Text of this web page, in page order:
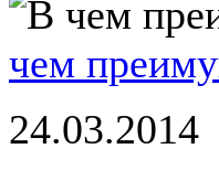
чем
24.03.2014